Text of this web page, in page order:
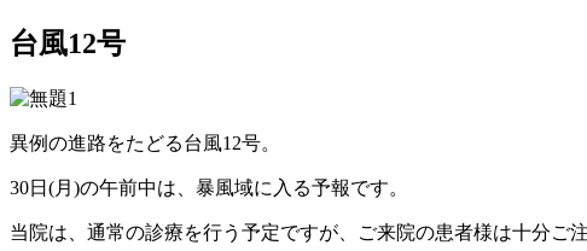
台風12号
異例の進路をたどる台風12号。
30日(月)の午前中は、暴風域に入る予報です。
当院は、通常の診療を行う予定ですが、ご来院の患者様は十分ご注